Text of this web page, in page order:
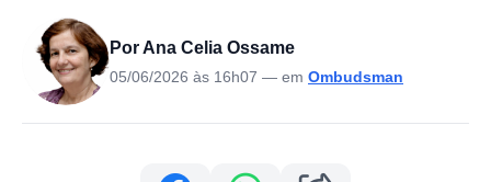
Por Ana Celia Ossame
05/06/2026 às 16h07 — em Ombudsman